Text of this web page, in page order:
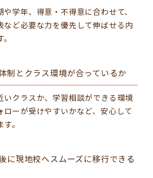
学年、得意・不得意に合わせて、
など必要な力を優先して伸ばせる内
制とクラス環境が合っているか
いクラスか、学習相談ができる環境
ローが受けやすいかなど、安心して
。
に現地校へスムーズに移行できる